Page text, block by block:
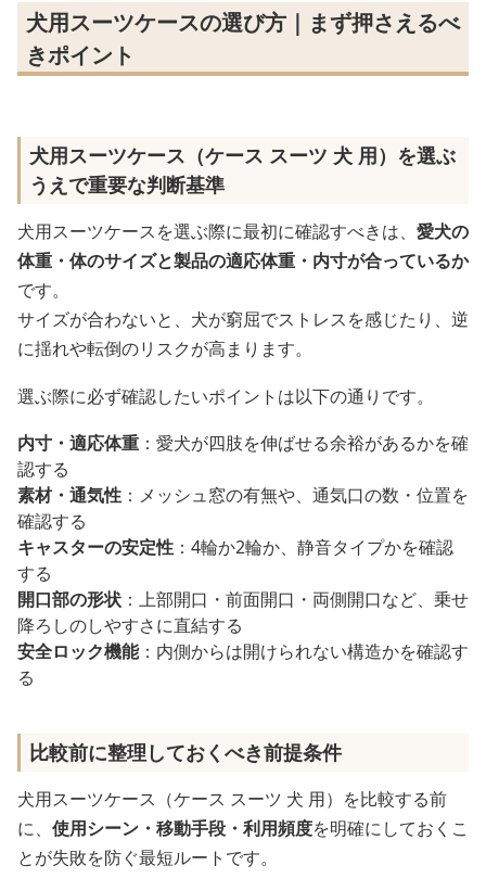
犬用スーツケースの選び方｜まず押さえるべ
きポイント
犬用スーツケース（ケース スーツ 犬 用）を選ぶ
うえで重要な判断基準
犬用スーツケースを選ぶ際に最初に確認すべきは、 愛犬の
体重・体のサイズと製品の適応体重・内寸が合っているか
です。
サイズが合わないと、犬が窮屈でストレスを感じたり、逆
に揺れや転倒のリスクが高まります。
選ぶ際に必ず確認したいポイントは以下の通りです。
内寸・適応体重 ：愛犬が四肢を伸ばせる余裕があるかを確
認する
素材・通気性 ：メッシュ窓の有無や、通気口の数・位置を
確認する
キャスターの安定性 ：4輪か2輪か、静音タイプかを確認
する
開口部の形状 ：上部開口・前面開口・両側開口など、乗せ
降ろしのしやすさに直結する
安全ロック機能：内側からは開けられない構造かを確認す
る
比較前に整理しておくべき前提条件
犬用スーツケース（ケース スーツ 犬 用）を比較する前
に、 使用シーン・移動手段・利用頻度を明確にしておくこ
とが失敗を防ぐ最短ルートです。